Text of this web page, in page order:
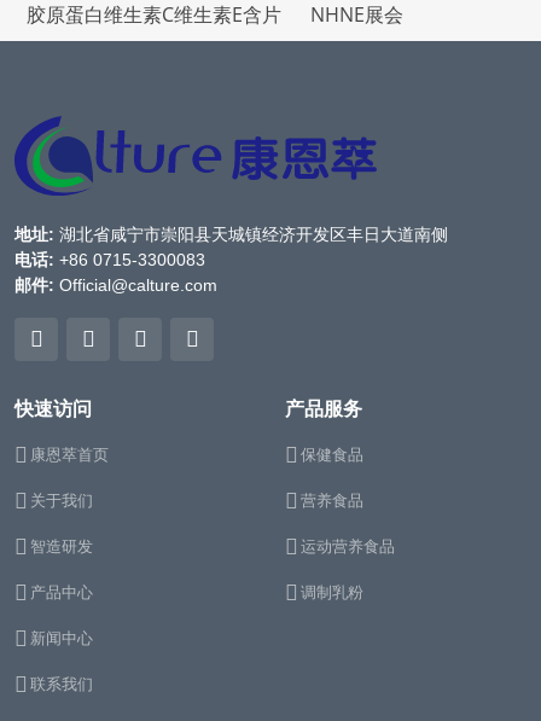
胶原蛋白维生素C维生素E含片
NHNE展会
地址: 湖北省咸宁市崇阳县天城镇经济开发区丰日大道南侧
电话: +86 0715-3300083
邮件: Official@calture.com
快速访问
康恩萃首页
关于我们
智造研发
产品中心
新闻中心
联系我们
产品服务
保健食品
营养食品
运动营养食品
调制乳粉